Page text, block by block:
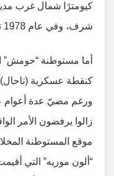
كيومترًا شمال غرب
شرف، وفي عام 1978 تحولت إلى مستوطنة دائمة.
أما مستوطنة “حومش”
ورغم مضيّ عدة أعوام
زالوا يرفضون الأمر
موقع المستوطنة
“ألون موريه” التي